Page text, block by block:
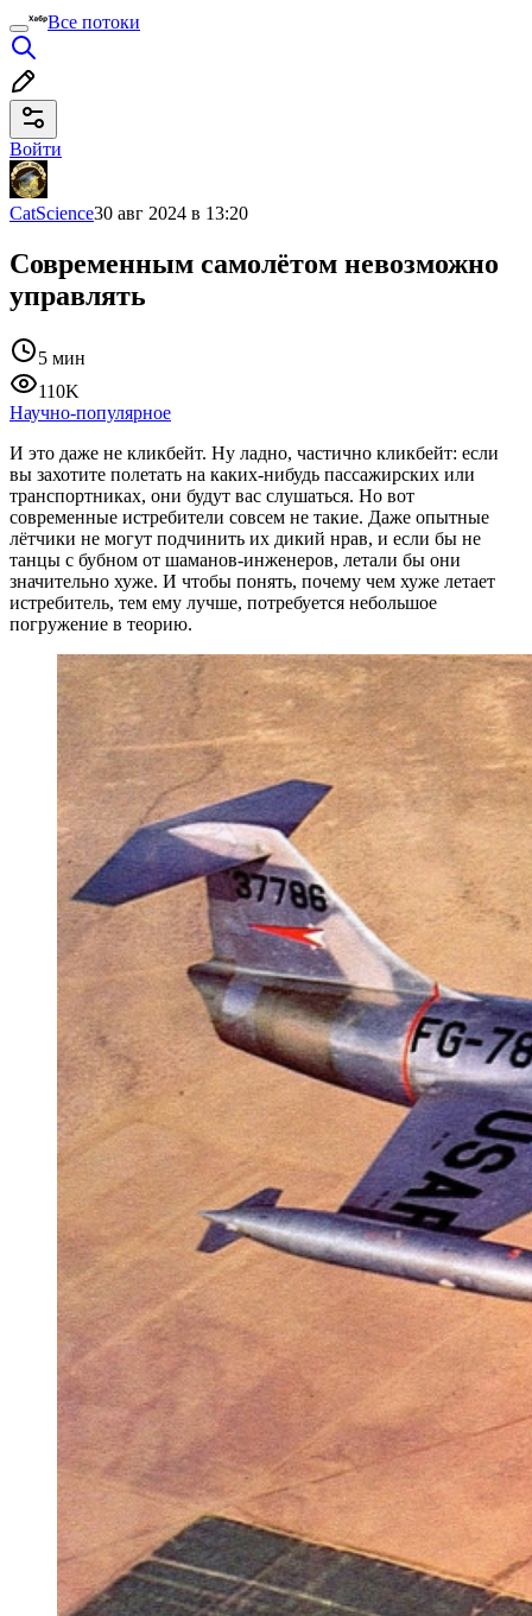
Все потоки
Войти
CatScience30 авг 2024 в 13:20
Современным самолётом невозможно
управлять
5 мин
110K
Научно-популярное
И это даже не кликбейт. Ну ладно, частично кликбейт: если
вы захотите полетать на каких-нибудь пассажирских или
транспортниках, они будут вас слушаться. Но вот
современные истребители совсем не такие. Даже опытные
лётчики не могут подчинить их дикий нрав, и если бы не
танцы с бубном от шаманов-инженеров, летали бы они
значительно хуже. И чтобы понять, почему чем хуже летает
истребитель, тем ему лучше, потребуется небольшое
погружение в теорию.